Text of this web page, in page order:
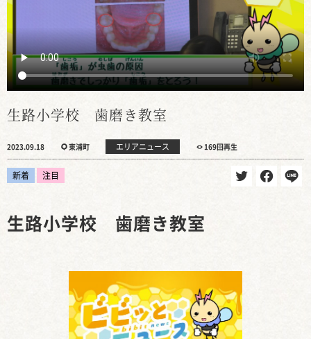
生路小学校 歯磨き教室
2023.09.18 東浦町 エリアニュース 169回再生
新着 注目
生路小学校 歯磨き教室